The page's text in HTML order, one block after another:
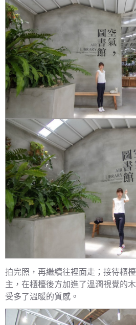
拍完照，再繼續往裡面走；接待櫃
主，在櫃檯後方加進了溫潤視覺的
受多了溫暖的質感。